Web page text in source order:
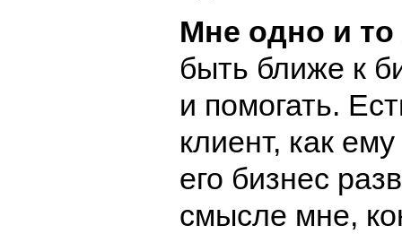
Мне одно и
быть ближе к
и помогать.
клиент, как
его бизнес
смысле мне,